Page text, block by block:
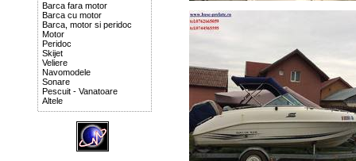
Barca fara motor
Barca cu motor
Barca, motor si peridoc
Motor
Peridoc
Skijet
Veliere
Navomodele
Sonare
Pescuit - Vanatoare
Altele